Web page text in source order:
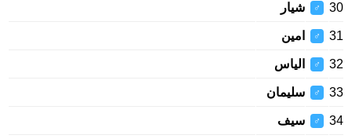
♂ شيار
♂ امين
♂ الياس
♂ سليمان
♂ سيف